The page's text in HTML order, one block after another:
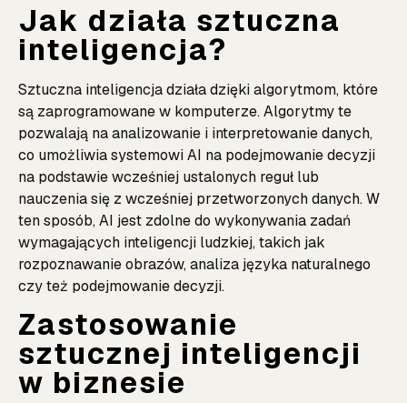
Jak działa sztuczna
inteligencja?
Sztuczna inteligencja działa dzięki algorytmom, które
są zaprogramowane w komputerze. Algorytmy te
pozwalają na analizowanie i interpretowanie danych,
co umożliwia systemowi AI na podejmowanie decyzji
na podstawie wcześniej ustalonych reguł lub
nauczenia się z wcześniej przetworzonych danych. W
ten sposób, AI jest zdolne do wykonywania zadań
wymagających inteligencji ludzkiej, takich jak
rozpoznawanie obrazów, analiza języka naturalnego
czy też podejmowanie decyzji.
Zastosowanie
sztucznej inteligencji
w biznesie